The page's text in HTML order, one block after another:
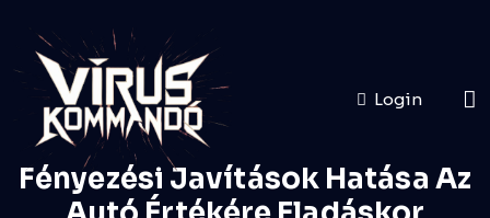
Login
Fényezési Javítások Hatása Az